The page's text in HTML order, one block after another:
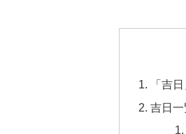
「吉
吉日